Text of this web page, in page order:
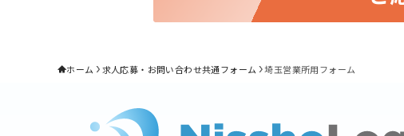
ホーム 求人応募・お問い合わせ共通フォーム 埼玉営業所用フォーム